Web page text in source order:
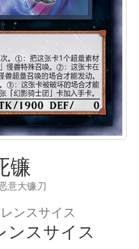
镰
意大镰刀
ンスサイス
ンスサイス